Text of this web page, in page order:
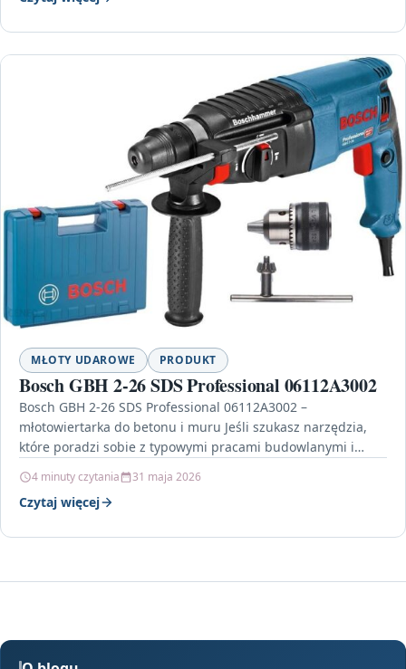
MŁOTY UDAROWE PRODUKT
Bosch GBH 2-26 SDS Professional 06112A3002
Bosch GBH 2-26 SDS Professional 06112A3002 –
młotowiertarka do betonu i muru Jeśli szukasz narzędzia,
które poradzi sobie z typowymi pracami budowlanymi i
4 minuty czytania 31 maja 2026
Czytaj więcej